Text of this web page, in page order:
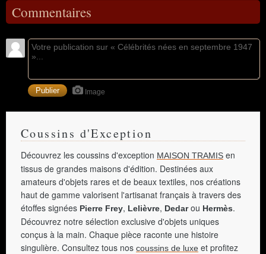
Commentaires
Image
Coussins d'Exception
Découvrez les coussins d'exception MAISON TRAMIS en
tissus de grandes maisons d'édition. Destinées aux
amateurs d'objets rares et de beaux textiles, nos créations
haut de gamme valorisent l'artisanat français à travers des
étoffes signées Pierre Frey, Lelièvre, Dedarou Hermès.
Découvrez notre sélection exclusive d'objets uniques
conçus à la main. Chaque pièce raconte une histoire
singulière. Consultez tous nos coussins de luxe et profitez